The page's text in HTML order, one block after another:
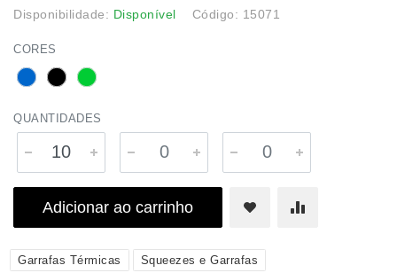
Disponibilidade: Disponível Código: 15071
CORES
QUANTIDADES
Adicionar ao carrinho
Garrafas Térmicas Squeezes e Garrafas